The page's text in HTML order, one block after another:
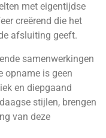
met eigentijdse
creërend die het
afsluiting geeft.
samenwerkingen
opname is geen
en diepgaand
stijlen, brengen
van deze